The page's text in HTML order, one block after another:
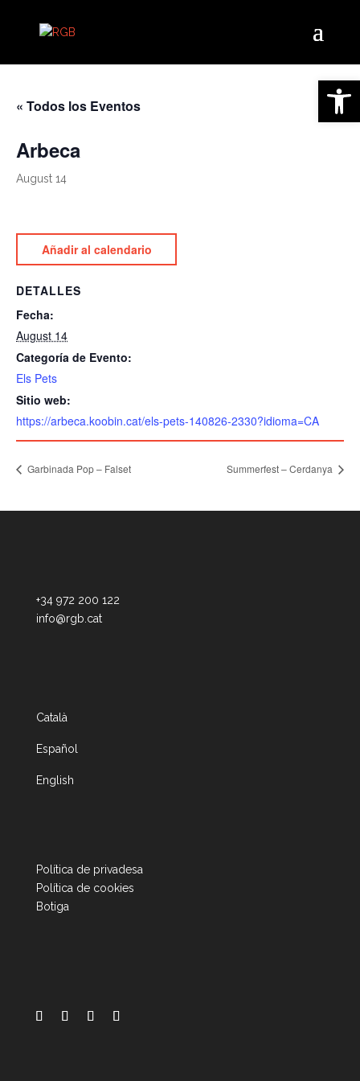
« Todos los Eventos
Arbeca
August 14
Añadir al calendario
DETALLES
Fecha:
August 14
Categoría de Evento:
Els Pets
Sitio web:
https://arbeca.koobin.cat/els-pets-140826-2330?idioma=CA
Garbinada Pop – Falset Summerfest – Cerdanya
+34 972 200 122
info@rgb.cat
Català
Español
English
Política de privadesa
Política de cookies
Botiga